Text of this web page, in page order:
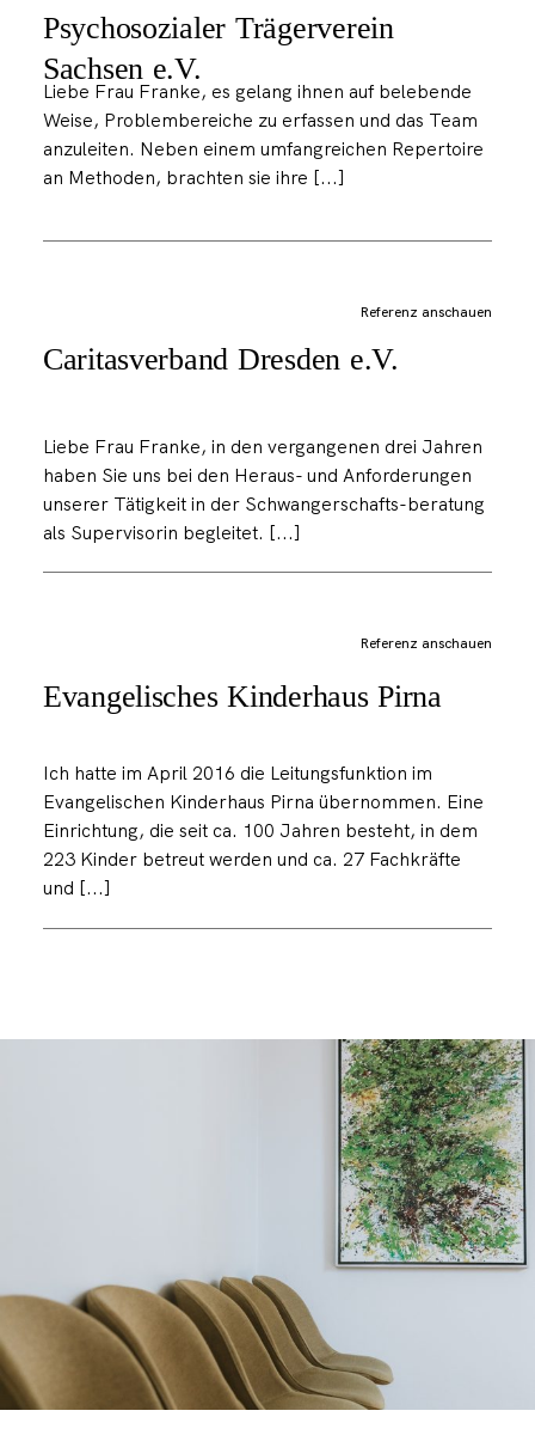
Psychosozialer Trägerverein
Sachsen e.V.
Liebe Frau Franke, es gelang ihnen auf belebende
Weise, Problembereiche zu erfassen und das Team
anzuleiten. Neben einem umfangreichen Repertoire
an Methoden, brachten sie ihre [...]
Caritasverband Dresden e.V.
Referenz anschauen
Liebe Frau Franke, in den vergangenen drei Jahren
haben Sie uns bei den Heraus- und Anforderungen
unserer Tätigkeit in der Schwangerschafts-beratung
als Supervisorin begleitet. [...]
Evangelisches Kinderhaus Pirna
Referenz anschauen
Ich hatte im April 2016 die Leitungsfunktion im
Evangelischen Kinderhaus Pirna übernommen. Eine
Einrichtung, die seit ca. 100 Jahren besteht, in dem
223 Kinder betreut werden und ca. 27 Fachkräfte
und [...]